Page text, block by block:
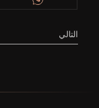
التالي